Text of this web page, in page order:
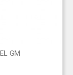
GM